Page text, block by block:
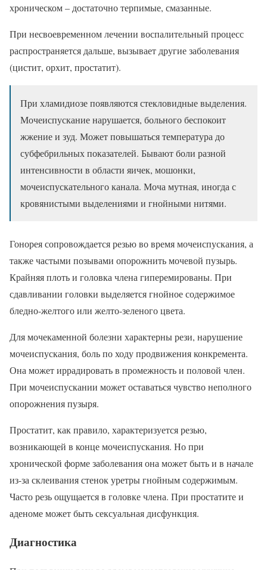
хроническом – достаточно терпимые, смазанные.
При несвоевременном лечении воспалительный процесс
распространяется дальше, вызывает другие заболевания
(цистит, орхит, простатит).
При хламидиозе появляются стекловидные выделения.
Мочеиспускание нарушается, больного беспокоит
жжение и зуд. Может повышаться температура до
субфебрильных показателей. Бывают боли разной
интенсивности в области яичек, мошонки,
мочеиспускательного канала. Моча мутная, иногда с
кровянистыми выделениями и гнойными нитями.
Гонорея сопровождается резью во время мочеиспускания, а
также частыми позывами опорожнить мочевой пузырь.
Крайняя плоть и головка члена гиперемированы. При
сдавливании головки выделяется гнойное содержимое
бледно-желтого или желто-зеленого цвета.
Для мочекаменной болезни характерны рези, нарушение
мочеиспускания, боль по ходу продвижения конкремента.
Она может иррадировать в промежность и половой член.
При мочеиспускании может оставаться чувство неполного
опорожнения пузыря.
Простатит, как правило, характеризуется резью,
возникающей в конце мочеиспускания. Но при
хронической форме заболевания она может быть и в начале
из-за склеивания стенок уретры гнойным содержимым.
Часто резь ощущается в головке члена. При простатите и
аденоме может быть сексуальная дисфункция.
Диагностика